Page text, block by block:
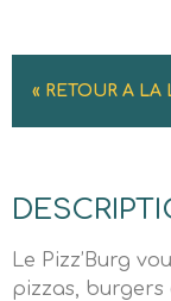
« RETOUR A LA
Le Pizz’Burg
pizzas, burgers